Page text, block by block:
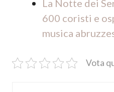
La Notte dei
600 coristi e
musica
Vota